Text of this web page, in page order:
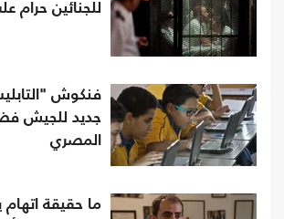
للجنائين حرام
فنكوش
جديد للجيش
المصري
ما حقيقة